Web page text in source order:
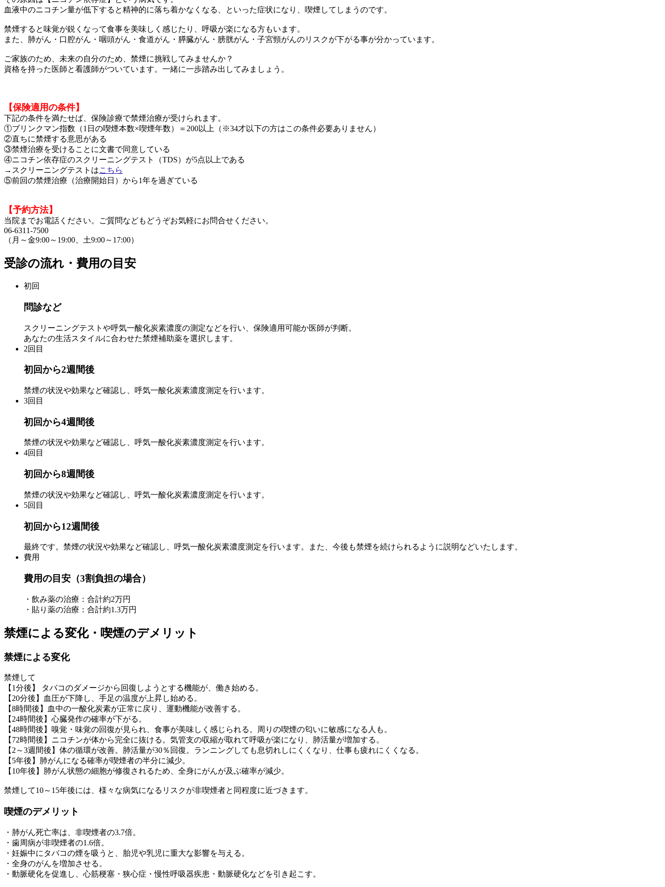
血液中のニコチン量が低下すると精神的に落ち着かなくなる、といった症状になり、喫煙してしまうのです。
禁煙すると味覚が鋭くなって食事を美味しく感じたり、呼吸が楽になる方もいます。
また、肺がん・口腔がん・咽頭がん・食道がん・膵臓がん・膀胱がん・子宮頸がんのリスクが下がる事が分かっています。
ご家族のため、未来の自分のため、禁煙に挑戦してみませんか？
資格を持った医師と看護師がついています。一緒に一歩踏み出してみましょう。
【保険適用の条件】
下記の条件を満たせば、保険診療で禁煙治療が受けられます。
①ブリンクマン指数（1日の喫煙本数×喫煙年数）＝200以上（※34才以下の方はこの条件必要ありません）
②直ちに禁煙する意思がある
③禁煙治療を受けることに文書で同意している
④ニコチン依存症のスクリーニングテスト（TDS）が5点以上である
→スクリーニングテストはこちら
⑤前回の禁煙治療（治療開始日）から1年を過ぎている
【予約方法】
当院までお電話ください。ご質問などもどうぞお気軽にお問合せください。
06-6311-7500
（月～金9:00～19:00、土9:00～17:00）
受診の流れ・費用の目安
初回
問診など
スクリーニングテストや呼気一酸化炭素濃度の測定などを行い、保険適用可能か医師が判断。
あなたの生活スタイルに合わせた禁煙補助薬を選択します。
2回目
初回から2週間後
禁煙の状況や効果など確認し、呼気一酸化炭素濃度測定を行います。
3回目
初回から4週間後
禁煙の状況や効果など確認し、呼気一酸化炭素濃度測定を行います。
4回目
初回から8週間後
禁煙の状況や効果など確認し、呼気一酸化炭素濃度測定を行います。
5回目
初回から12週間後
最終です。禁煙の状況や効果など確認し、呼気一酸化炭素濃度測定を行います。また、今後も禁煙を続けられるように説明などいたします。
費用
費用の目安（3割負担の場合）
・飲み薬の治療：合計約2万円
・貼り薬の治療：合計約1.3万円
禁煙による変化・喫煙のデメリット
禁煙による変化
禁煙して
【1分後】 タバコのダメージから回復しようとする機能が、働き始める。
【20分後】血圧が下降し、手足の温度が上昇し始める。
【8時間後】血中の一酸化炭素が正常に戻り、運動機能が改善する。
【24時間後】心臓発作の確率が下がる。
【48時間後】嗅覚・味覚の回復が見られ、食事が美味しく感じられる。周りの喫煙の匂いに敏感になる人も。
【72時間後】ニコチンが体から完全に抜ける。気管支の収縮が取れて呼吸が楽になり、肺活量が増加する。
【2～3週間後】体の循環が改善。肺活量が30％回復。ランニングしても息切れしにくくなり、仕事も疲れにくくなる。
【5年後】肺がんになる確率が喫煙者の半分に減少。
【10年後】肺がん状態の細胞が修復されるため、全身にがんが及ぶ確率が減少。
禁煙して10～15年後には、様々な病気になるリスクが非喫煙者と同程度に近づきます。
喫煙のデメリット
・肺がん死亡率は、非喫煙者の3.7倍。
・歯周病が非喫煙者の1.6倍。
・妊娠中にタバコの煙を吸うと、胎児や乳児に重大な影響を与える。
・全身のがんを増加させる。
・動脈硬化を促進し、心筋梗塞・狭心症・慢性呼吸器疾患・動脈硬化などを引き起こす。